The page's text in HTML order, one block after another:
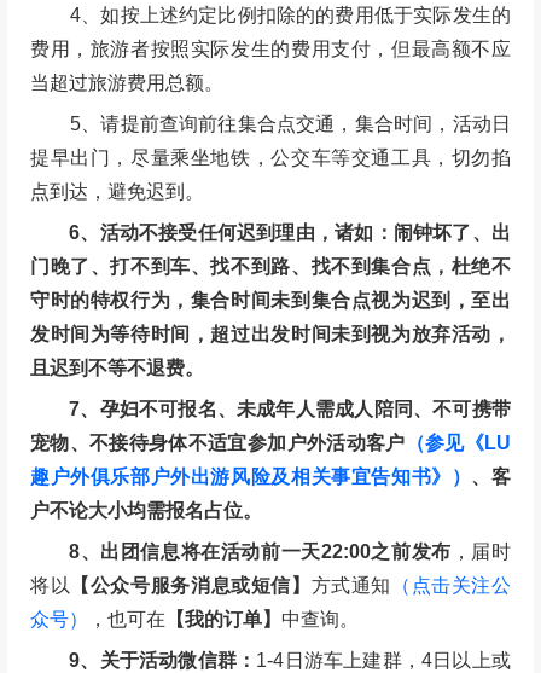
4、如按上述约定比例扣除的的费用低于实际发生的
费用，旅游者按照实际发生的费用支付，但最高额不应
当超过旅游费用总额。
5、请提前查询前往集合点交通，集合时间，活动日
提早出门，尽量乘坐地铁，公交车等交通工具，切勿掐
点到达，避免迟到。
6、活动不接受任何迟到理由，诸如：闹钟坏了、出
门晚了、打不到车、找不到路、找不到集合点，杜绝不
守时的特权行为，集合时间未到集合点视为迟到，至出
发时间为等待时间，超过出发时间未到视为放弃活动，
且迟到不等不退费。
7、孕妇不可报名、未成年人需成人陪同、不可携带
宠物、不接待身体不适宜参加户外活动客户 （参见《LU
趣户外俱乐部户外出游风险及相关事宜告知书》） 、客
户不论大小均需报名占位。
8、出团信息将在活动前一天22:00之前发布 ，届时
将以
【公众号服务消息或短信】 方式通知
（点击关注公
众号）
，也可在 【我的订单】 中查询。
9、关于活动微信群： 1-4日游车上建群，4日以上或